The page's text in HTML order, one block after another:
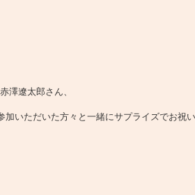
澤遼太郎さん、
いただいた方々と一緒にサプライズでお祝